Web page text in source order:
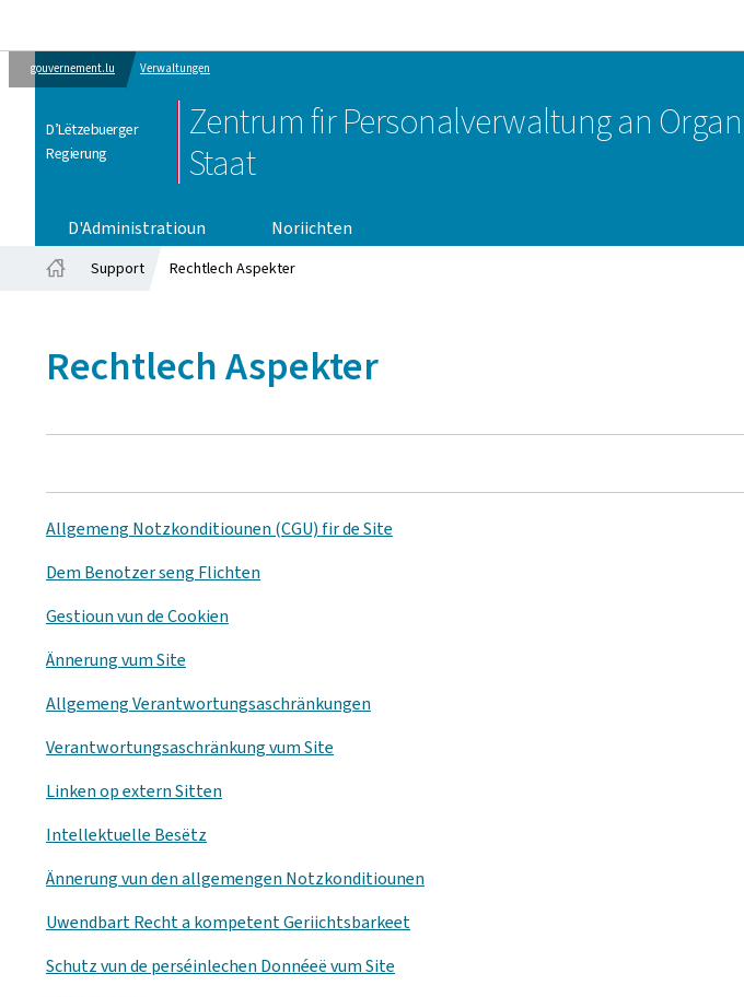
gouvernement.lu Verwaltungen
D’Lëtzebuerger
Regierung
Zentrum fir Personalverwaltung an
Staat
D'Administratioun
Noriichten
Support Rechtlech Aspekter
Rechtlech Aspekter
Allgemeng Notzkonditiounen (CGU) fir de Site
Dem Benotzer seng Flichten
Gestioun vun de Cookien
Ännerung vum Site
Allgemeng Verantwortungsaschränkungen
Verantwortungsaschränkung vum Site
Linken op extern Sitten
Intellektuelle Besëtz
Ännerung vun den allgemengen Notzkonditiounen
Uwendbart Recht a kompetent Geriichtsbarkeet
Schutz vun de perséinlechen Donnéeë vum Site